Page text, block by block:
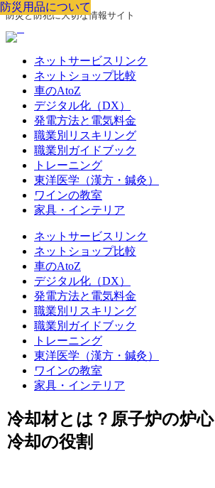
防災と防犯に大切な情報サイト
ネットサービスリンク
ネットショップ比較
車のAtoZ
デジタル化（DX）
発電方法と電気料金
職業別リスキリング
職業別ガイドブック
トレーニング
東洋医学（漢方・鍼灸）
ワインの教室
家具・インテリア
ネットサービスリンク
ネットショップ比較
車のAtoZ
デジタル化（DX）
発電方法と電気料金
職業別リスキリング
職業別ガイドブック
トレーニング
東洋医学（漢方・鍼灸）
ワインの教室
家具・インテリア
冷却材とは？原子炉の炉心
冷却の役割
防災用品について
防災用品について
防災用品について
防災用品について
防災用品について
防災用品について
防災用品について